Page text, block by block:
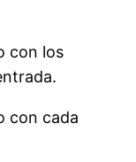
con los
con cada